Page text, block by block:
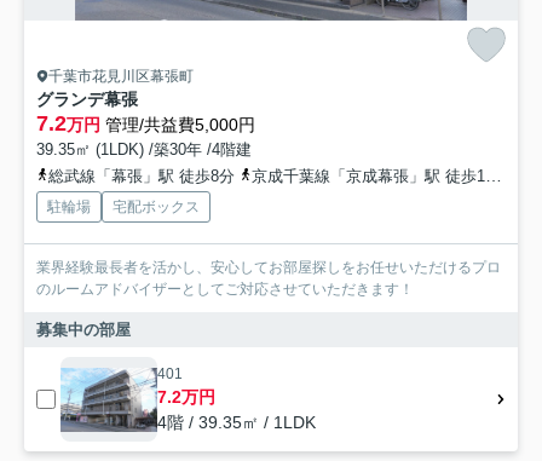
千葉市花見川区幕張町
グランデ幕張
7.2万円 管理/共益費5,000円
39.35㎡ (1LDK) /築30年 /4階建
総武線「幕張」駅 徒歩8分
京成千葉線「京成幕張」駅 徒歩10分
駐輪場 宅配ボックス
業界経験最長者を活かし、安心してお部屋探しをお任せいただけるプロ
のルームアドバイザーとしてご対応させていただきます！
募集中の部屋
401
7.2万円
4階 / 39.35㎡ / 1LDK